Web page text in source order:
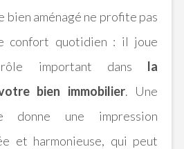
bien aménagé ne profite pas
confort quotidien : il joue
important dans la
bien immobilier. Une
une impression
et harmonieuse, qui peut